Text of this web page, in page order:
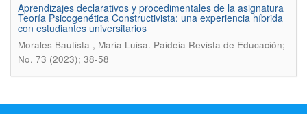
Aprendizajes declarativos y procedimentales de la asignatura
Teoría Psicogenética Constructivista: una experiencia híbrida
con estudiantes universitarios
Morales Bautista , Maria Luisa. Paideia Revista de Educación;
No. 73 (2023); 38-58